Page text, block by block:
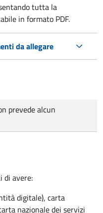
tutta la
in formato PDF.
da allegare
prevede alcun
di avere:
digitale), carta
nazionale dei servizi